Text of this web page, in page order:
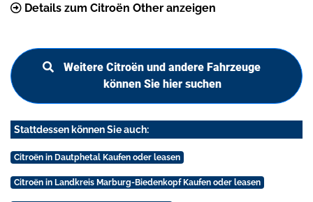
Details zum Citroën Other anzeigen
Weitere Citroën und andere Fahrzeuge
können Sie hier suchen
Stattdessen können Sie auch:
Citroën in Dautphetal Kaufen oder leasen
Citroën in Landkreis Marburg-Biedenkopf Kaufen oder leasen